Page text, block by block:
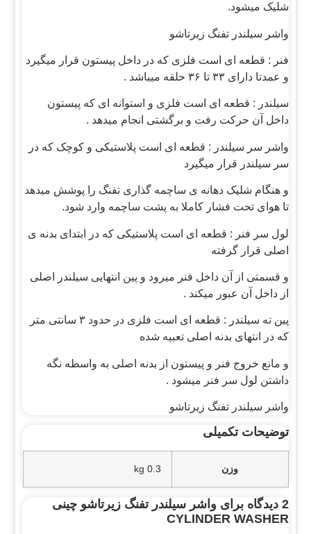
شلیک میشود.
واشر سیلندر تفنگ زیرتاشو
فنر : قطعه ای است فلزی که در داخل پیستون قرار میگیرد
و عمدتا دارای ۳۳ تا ۳۶ حلقه میباشد .
سیلندر : قطعه ای است فلزی و استوانه ای که پیستون
داخل آن حرکت رفت و برگشتی انجام میدهد .
واشر سر سیلندر : قطعه ای است پلاستیکی و کوچک که در
سر سیلندر قرار میگیرد
و هنگام شلیک دهانه ی ساچمه گذاری تفنگ را پوشش میدهد
تا هوای تحت فشار کاملا به پشت ساچمه وارد شود.
لول سر فنر : قطعه ای است پلاستیکی که در ابتدای بدنه ی
اصلی قرار گرفته
و قسمتی از آن داخل فنر میرود و پین انتهایی سیلندر اصلی
از داخل آن عبور میکند .
پین ته سیلندر : قطعه ای است فلزی در حدود ۳ سانتی متر
که در انتهای بدنه اصلی تعبیه شده
و مانع خروج فنر و پیستون از بدنه اصلی به واسطه نگه
داشتن لول سر فنر میشود .
واشر سیلندر تفنگ زیرتاشو
توضیحات تکمیلی
وزن 0.3 kg
2 دیدگاه برای
واشر سیلندر تفنگ زیرتاشو چینی
CYLINDER WASHER